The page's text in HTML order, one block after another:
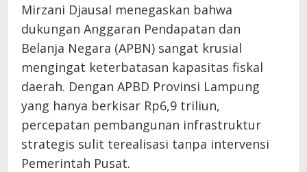
Mirzani Djausal menegaskan bahwa
dukungan Anggaran Pendapatan dan
Belanja Negara (APBN) sangat krusial
mengingat keterbatasan kapasitas fiskal
daerah. Dengan APBD Provinsi Lampung
yang hanya berkisar Rp6,9 triliun,
percepatan pembangunan infrastruktur
strategis sulit terealisasi tanpa intervensi
Pemerintah Pusat.